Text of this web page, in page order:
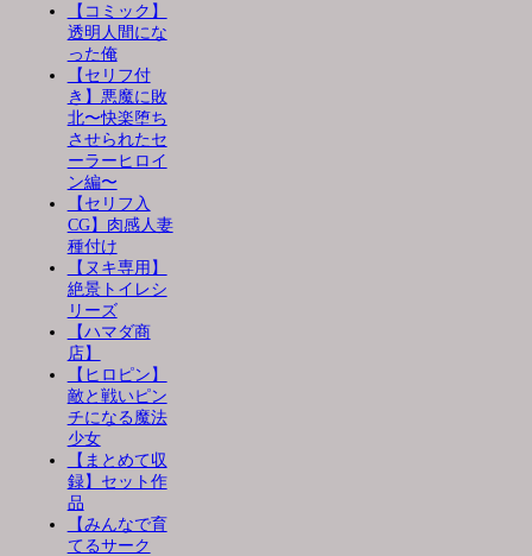
【コミック】
透明人間にな
った俺
【セリフ付
き】悪魔に敗
北〜快楽堕ち
させられたセ
ーラーヒロイ
ン編〜
【セリフ入
CG】肉感人妻
種付け
【ヌキ専用】
絶景トイレシ
リーズ
【ハマダ商
店】
【ヒロピン】
敵と戦いピン
チになる魔法
少女
【まとめて収
録】セット作
品
【みんなで育
てるサーク